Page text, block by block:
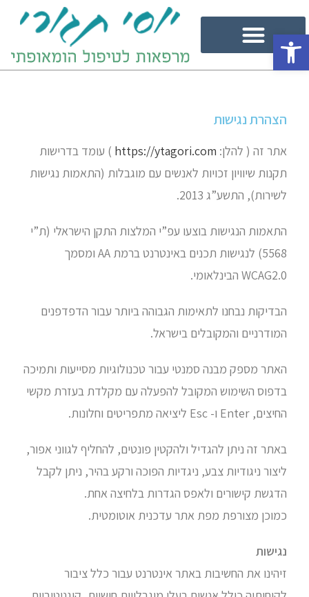
פתח סרגל נגישות
הצהרת נגישות
אתר זה ( להלן: https://ytagori.com ) עומד בדרישות
תקנות שיוויון זכויות לאנשים עם מוגבלות (התאמות נגישות
לשירות), התשע”ג 2013.
התאמות הנגישות בוצעו עפ”י המלצות התקן הישראלי (ת”י
5568) לנגישות תכנים באינטרנט ברמת AA ומסמך
WCAG2.0 הבינלאומי.
הבדיקות נבחנו לתאימות הגבוהה ביותר עבור הדפדפנים
המודרניים והמקובלים בישראל.
האתר מספק מבנה סמנטי עבור טכנולוגיות מסייעות ותמיכה
בדפוס השימוש המקובל להפעלה עם מקלדת בעזרת מקשי
החיצים, Enter ו- Esc ליציאה מתפריטים וחלונות.
באתר זה ניתן להגדיל ולהקטין פונטים, להחליף לגווני אפור,
ליצור ניגודיות צבע, ניגדיות הפוכה ורקע בהיר, ניתן לקבל
הדגשת קישורים ולאפס הגדרות בלחיצה אחת.
כמוכן מצורפת מפת אתר עדכנית אוטומטית.
נגישות
זיהינו את החשיבות באתר אינטרנט עבור כלל ציבור